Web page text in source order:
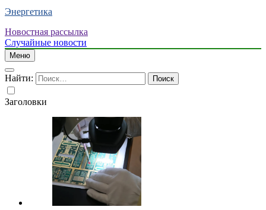
Энергетика
Новостная рассылка
Случайные новости
Меню
Найти:
Заголовки